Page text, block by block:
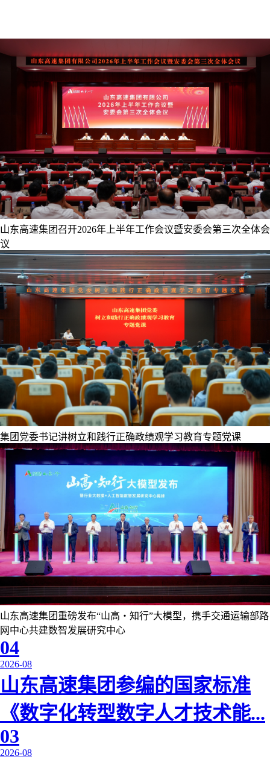
山东高速集团召开2026年上半年工作会议暨安委会第三次全体会
议
集团党委书记讲树立和践行正确政绩观学习教育专题党课
山东高速集团重磅发布“山高・知行”大模型，携手交通运输部路
网中心共建数智发展研究中心
Previous
Next
04
2026-08
山东高速集团参编的国家标准
《数字化转型数字人才技术能...
03
2026-08